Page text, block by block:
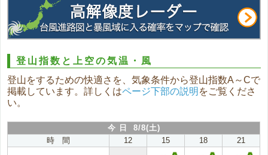
登山指数と上空の気温・風
登山をするための快適さを、気象条件から登山指数A～Cで
掲載しています。詳しくはページ下部の説明 をご覧くださ
い。
今 日 8/8(土)
時 間
12 15 18 21